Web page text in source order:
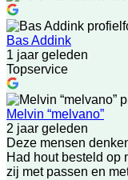
Bas Addink
1 jaar geleden
Topservice
Melvin “melvano”
2 jaar geleden
Deze mensen
Had hout besteld op
zij met passen en